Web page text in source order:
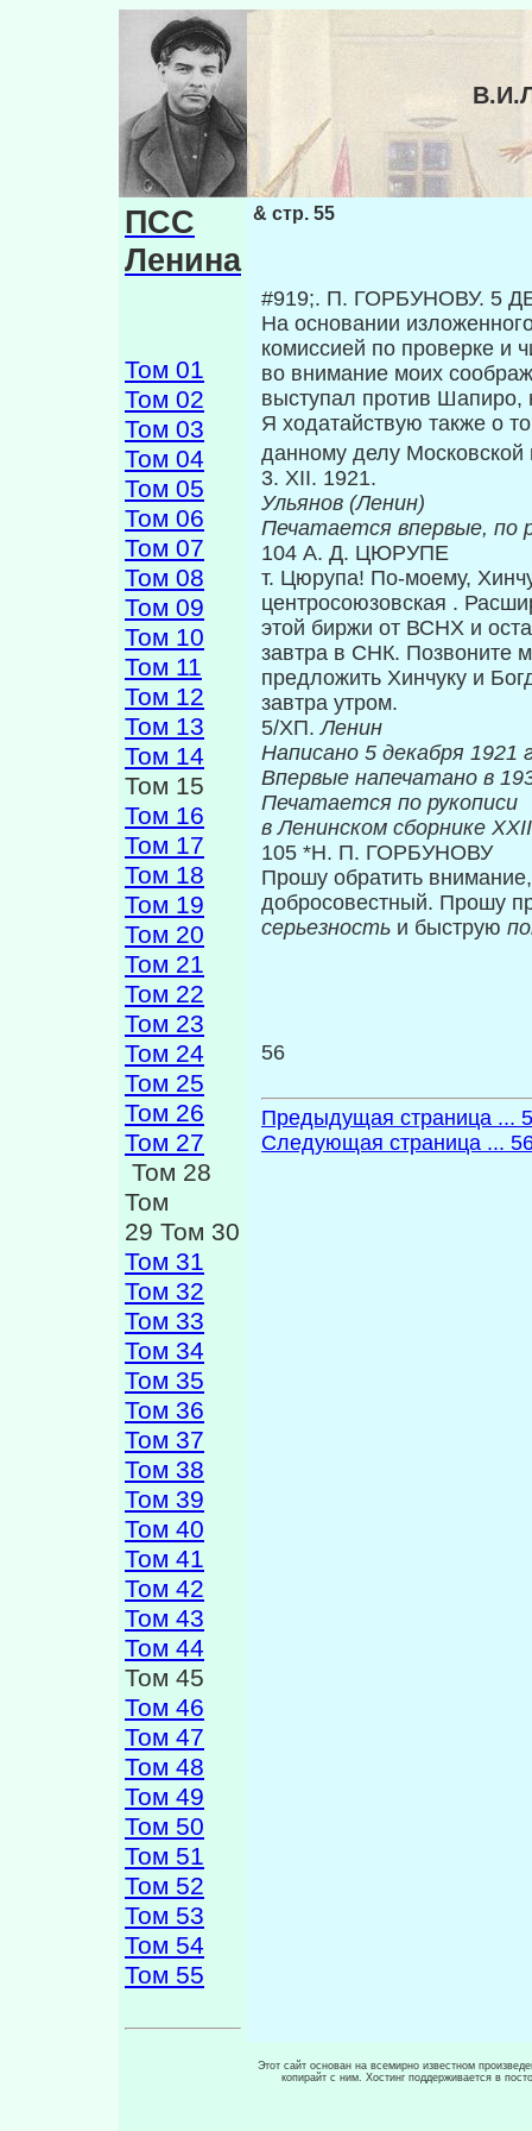
ПСС
Ленина
Том 01
Том 02
Том 03
Том 04
Том 05
Том 06
Том 07
Том 08
Том 09
Том 10
Том 11
Том 12
Том 13
Том 14
Том 15
Том 16
Том 17
Том 18
Том 19
Том 20
Том 21
Том 22
Том 23
Том 24
Том 25
Том 26
Том 27
Том 28
Том
29 Том 30
Том 31
Том 32
Том 33
Том 34
Том 35
Том 36
Том 37
Том 38
Том 39
Том 40
Том 41
Том 42
Том 43
Том 44
Том 45
Том 46
Том 47
Том 48
Том 49
Том 50
Том 51
Том 52
Том 53
Том 54
Том 55
& стр. 55
#919;. Π. ГОРБУНОВУ. 5
На основании
комисси­ей по проверке и
во внимание моих
выступал против Шапиро,
Я ходатайствую также о
данному делу Московской
3. XII.
Ульянов (Ленин)
Печатается впервые, по
104 А. Д. ЦЮРУПЕ
т. Цюрупа! По-моему,
центросоюзов­ская .
этой биржи от ВСНХ и
завтра в СНК. Позвоните
предложить Хинчуку и
завтра утром.
5/ХП.Ленин
Написано 5 декабря 1921
Впервые
Печатается по рукописи
в Ленинском сборнике
105 *Н. П. ГОРБУНОВУ
Прошу обратить
добросовестный. Прошу
серьезность и быструю
56
Предыдущая страница ...
Следующая страница ...
Этот сайт основан на всемирно известном
копирайт с ним. Хостинг поддерживается в